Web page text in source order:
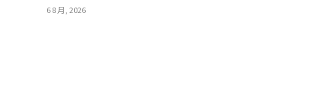
6 8 月, 2026